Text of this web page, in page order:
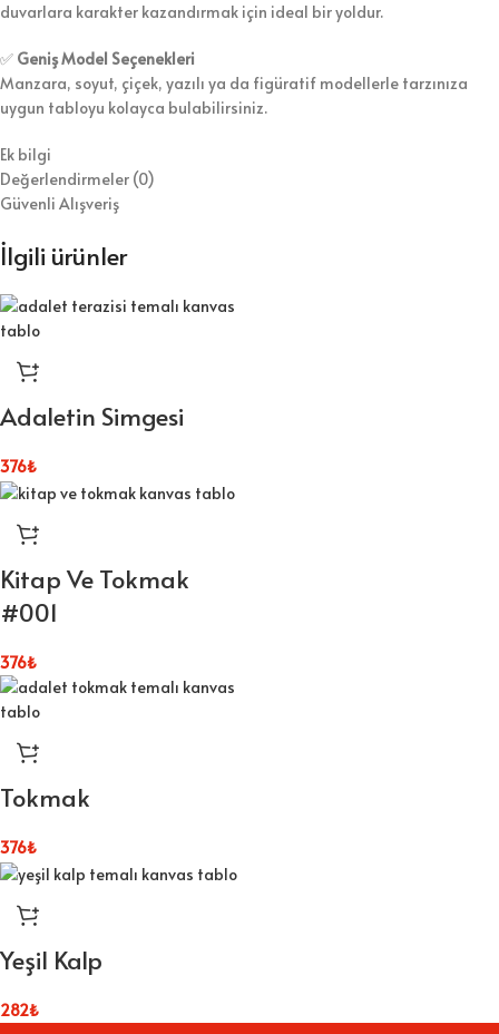
duvarlara karakter kazandırmak için ideal bir yoldur.
✅ Geniş Model Seçenekleri
Manzara, soyut, çiçek, yazılı ya da figüratif modellerle tarzınıza
uygun tabloyu kolayca bulabilirsiniz.
Ek bilgi
Değerlendirmeler (0)
Güvenli Alışveriş
İlgili ürünler
Adaletin Simgesi
376₺
Kitap Ve Tokmak
#001
376₺
Tokmak
376₺
Yeşil Kalp
282₺